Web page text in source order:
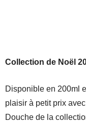
Collection de Noël
Disponible en 200ml
plaisir à petit prix
Douche de la